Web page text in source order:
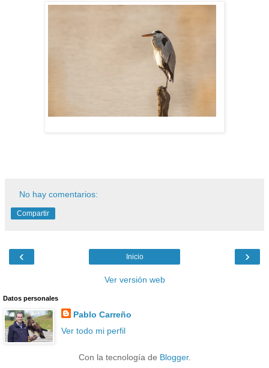
No hay comentarios:
Compartir
‹ ›
Inicio
Ver versión web
Datos personales
Pablo Carreño
Ver todo mi perfil
Con la tecnología de Blogger.